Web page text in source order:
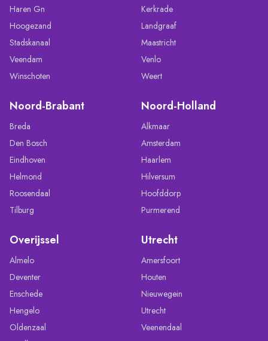
Haren Gn
Hoogezand
Stadskanaal
Veendam
Winschoten
Kerkrade
Landgraaf
Maastricht
Venlo
Weert
Noord-Brabant
Breda
Den Bosch
Eindhoven
Helmond
Roosendaal
Tilburg
Noord-Holland
Alkmaar
Amsterdam
Haarlem
Hilversum
Hoofddorp
Purmerend
Overijssel
Almelo
Deventer
Enschede
Hengelo
Oldenzaal
Utrecht
Amersfoort
Houten
Nieuwegein
Utrecht
Veenendaal